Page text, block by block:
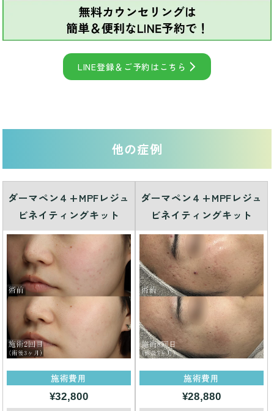
LINE登録＆ご予約はこちら
他の症例
ダーマペン４+MPFレジュ
ビネイティングキット
施術費用
¥32,800
ダーマペン４+MPFレジュ
ビネイティングキット
施術費用
¥28,880